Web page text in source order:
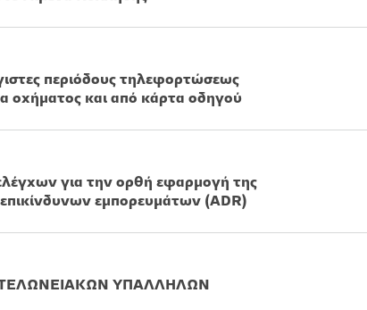
περιόδους τηλεφορτώσεως
οχήματος και από κάρτα οδηγού
για την ορθή εφαρμογή της
εμπορευμάτων (ADR)
ΤΕΛΩΝΕΙΑΚΩΝ ΥΠΑΛΛΗΛΩΝ